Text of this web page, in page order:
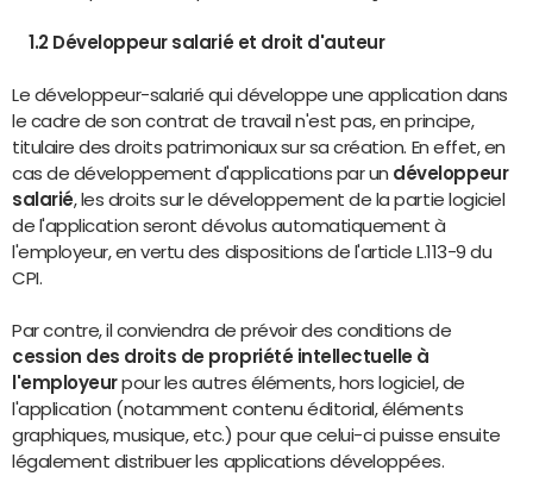
1.2 Développeur salarié et droit d'auteur
Le développeur-salarié qui développe une application dans
le cadre de son contrat de travail n'est pas, en principe,
titulaire des droits patrimoniaux sur sa création. En effet, en
cas de développement d'applications par un développeur
salarié, les droits sur le développement de la partie logiciel
de l'application seront dévolus automatiquement à
l'employeur, en vertu des dispositions de l'article L.113-9 du
CPI.
Par contre, il conviendra de prévoir des conditions de
cession des droits de propriété intellectuelle à
l'employeurpour les autres éléments, hors logiciel, de
l'application (notamment contenu éditorial, éléments
graphiques, musique, etc.) pour que celui-ci puisse ensuite
légalement distribuer les applications développées.